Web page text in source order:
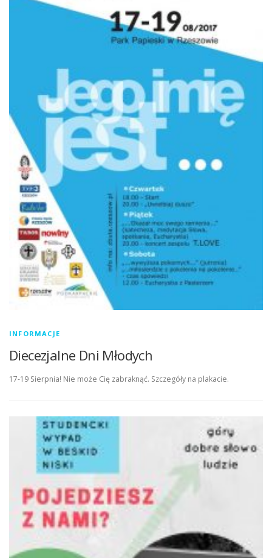
INFORMACJE
Diecezjalne Dni Młodych
17-19 Sierpnia! Nie może Cię zabraknąć. Szczegóły na plakacie.